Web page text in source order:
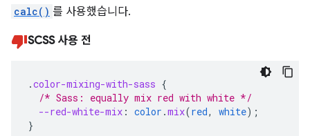
calc() 를 사용했습니다.
SCSS 사용 전
.color-mixing-with-sass {
/* Sass: equally mix red with white */
--red-white-mix : color .mix(red, white);
}